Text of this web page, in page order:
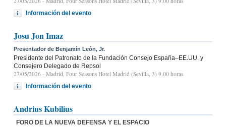
Información del evento
Josu Jon Imaz
Presentador de Benjamín León, Jr.
Presidente del Patronato de la Fundación Consejo España–EE.UU. y
Consejero Delegado de Repsol
27/05/2026 - Madrid, Four Seasons Hotel Madrid (Sevilla, 3) 9.00 horas
Información del evento
Andrius Kubilius
FORO DE LA NUEVA DEFENSA Y EL ESPACIO